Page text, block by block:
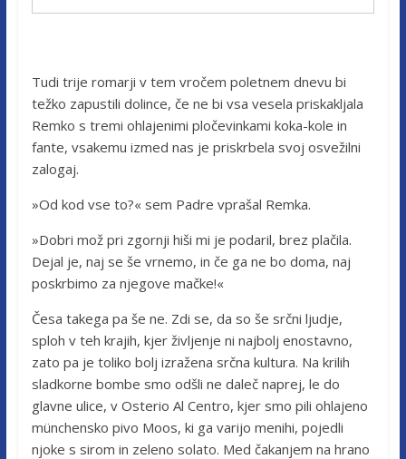
Tudi trije romarji v tem vročem poletnem dnevu bi
težko zapustili dolince, če ne bi vsa vesela priskakljala
Remko s tremi ohlajenimi pločevinkami koka-kole in
fante, vsakemu izmed nas je priskrbela svoj osvežilni
zalogaj.
»Od kod vse to?« sem Padre vprašal Remka.
»Dobri mož pri zgornji hiši mi je podaril, brez plačila.
Dejal je, naj se še vrnemo, in če ga ne bo doma, naj
poskrbimo za njegove mačke!«
Česa takega pa še ne. Zdi se, da so še srčni ljudje,
sploh v teh krajih, kjer življenje ni najbolj enostavno,
zato pa je toliko bolj izražena srčna kultura. Na krilih
sladkorne bombe smo odšli ne daleč naprej, le do
glavne ulice, v Osterio Al Centro, kjer smo pili ohlajeno
münchensko pivo Moos, ki ga varijo menihi, pojedli
njoke s sirom in zeleno solato. Med čakanjem na hrano